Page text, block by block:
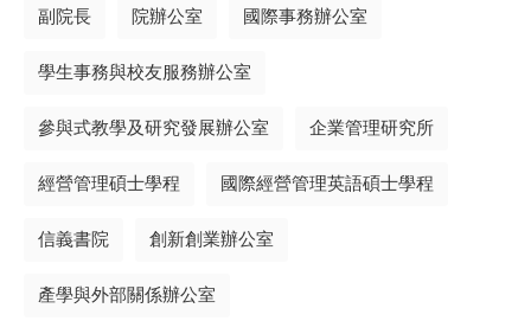
副院長 院辦公室 國際事務辦公室
學生事務與校友服務辦公室
參與式教學及研究發展辦公室 企業管理研究所
經營管理碩士學程 國際經營管理英語碩士學程
信義書院 創新創業辦公室
產學與外部關係辦公室